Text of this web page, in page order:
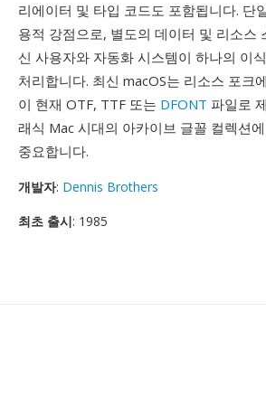
리에이터 및 타입 코드도 포함됩니다. 단
용적 강점으로, 별도의 데이터 및 리소스
신 사용자와 자동화 시스템이 하나의 이
처리합니다. 최신 macOS는 리소스 포크
이 현재 OTF, TTF 또는 DFONT 파일로
래식 Mac 시대의 아카이브 글꼴 컬렉션
중요합니다.
개발자: Dennis Brothers
최초 출시: 1985